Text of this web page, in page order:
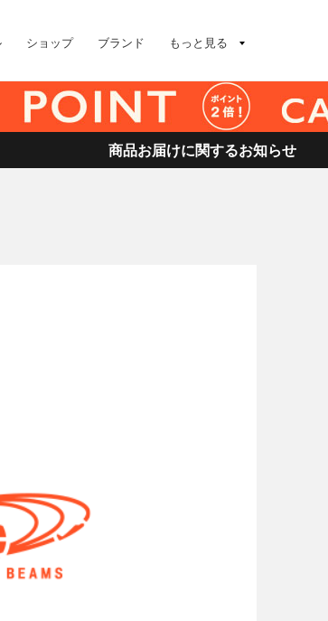
ショップ ブランド もっと見る
商品お届けに関するお知らせ